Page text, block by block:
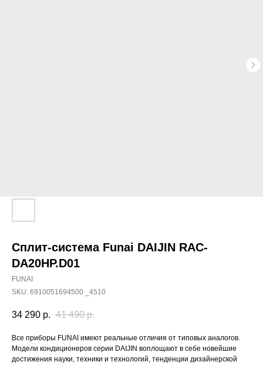
Cплит-система Funai DAIJIN RAC-
DA20HP.D01
FUNAI
SKU: 6910051694500 _4510
34 290 р. 41 490 р.
Все приборы FUNAI имеют реальные отличия от типовых аналогов.
Модели кондиционеров серии DAIJIN воплощают в себе новейшие
достижения науки, техники и технологий, тенденции дизайнерской